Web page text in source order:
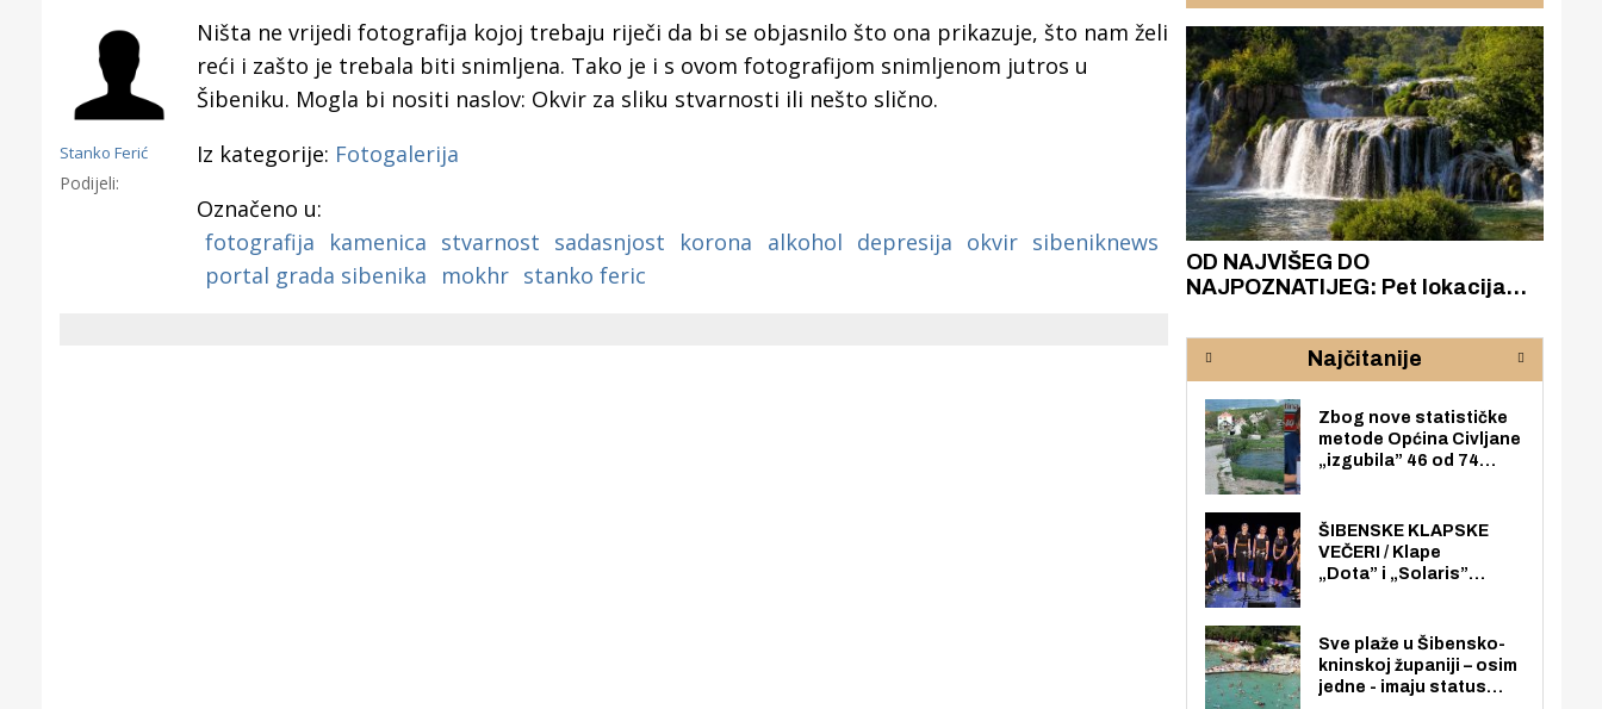
Stanko Ferić
Podijeli:
Ništa ne vrijedi fotografija kojoj trebaju riječi da bi se objasnilo što ona prikazuje, što nam želi
reći i zašto je trebala biti snimljena. Tako je i s ovom fotografijom snimljenom jutros u
Šibeniku. Mogla bi nositi naslov: Okvir za sliku stvarnosti ili nešto slično.
Iz kategorije: Fotogalerija
Označeno u:
fotografija
kamenica stvarnost sadasnjost korona alkohol depresija okvir sibeniknews
portal grada sibenika
mokhr stanko feric
Gornji tok Krke iz prve ruke -
Otkrijte hostel Titius u
Šibenik spreman za dolazak
OD NAJVIŠEG DO
NAJPOZNATIJEG: Pet lokacija
rijeke Krke
Najčitanije
Zbog nove statističke
metode Općina Civljane
„izgubila” 46 od 74
nego radno sposobnih
osoba među svojih 170
stanovnika.
ŠIBENSKE KLAPSKE
VEČERI / Klape
„Dota” i „Solaris”
loži
Sve plaže u Šibensko-
kninskoj županiji – osim
jedne - imaju status